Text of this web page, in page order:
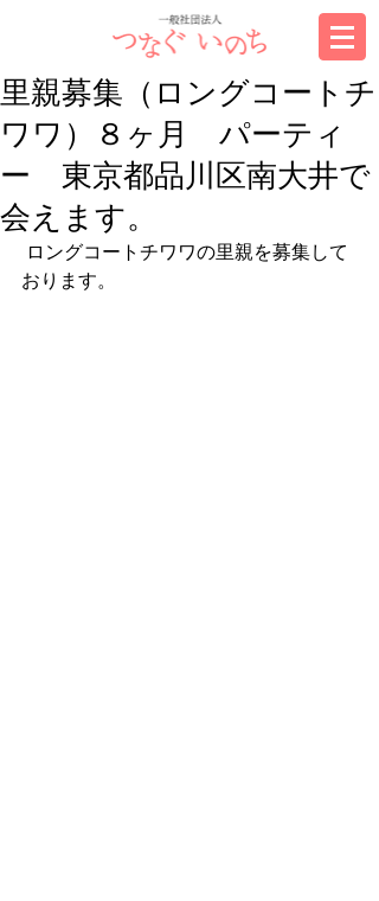
里親募集（ロングコートチ
ワワ）８ヶ月 パーティ
ー 東京都品川区南大井で
会えます。
おります。